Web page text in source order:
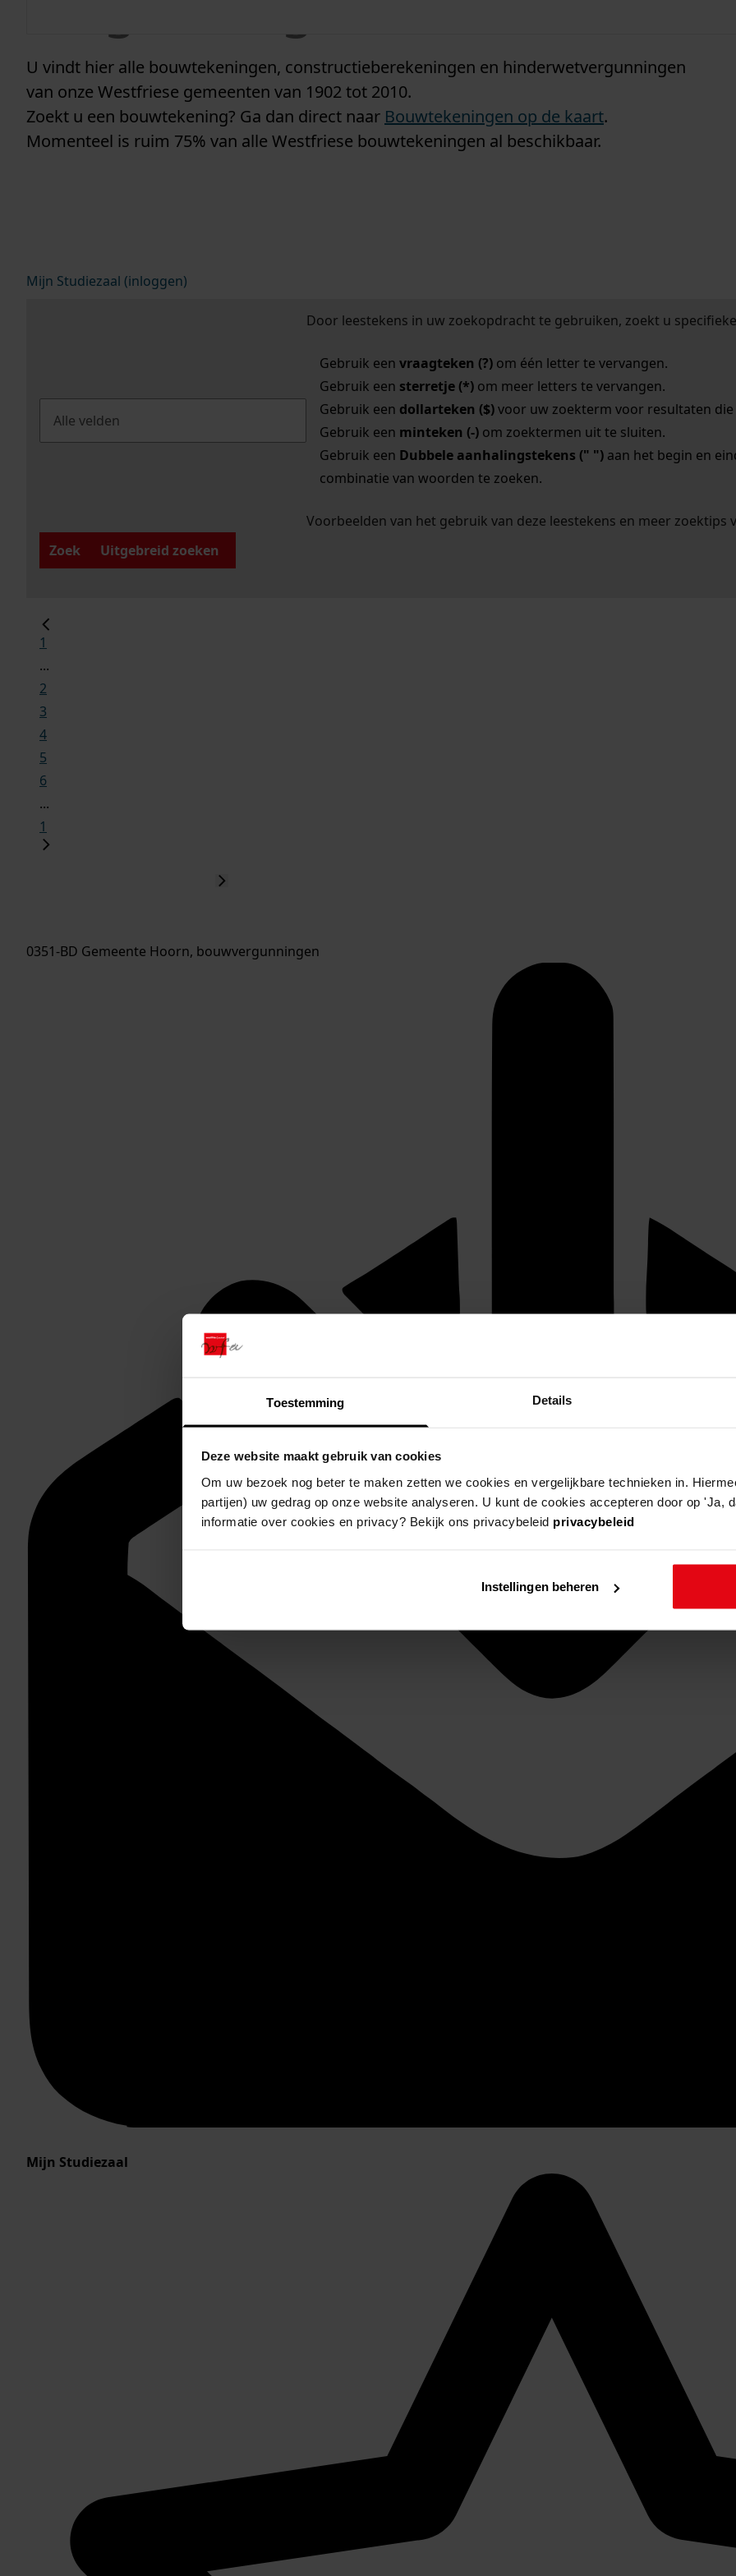
Toestemming Details
Deze website maakt gebruik van cookies
Om uw bezoek nog beter te maken zetten we cookies en vergelijkbare technieken in.
partijen) uw gedrag op onze website analyseren. U kunt de cookies accepteren door op 'Ja,
informatie over cookies en privacy? Bekijk ons privacybeleid privacybeleid
Instellingen beheren
U vindt hier alle bouwtekeningen, constructieberekeningen en hinderwetvergunningen
van onze Westfriese gemeenten van 1902 tot 2010.
Zoekt u een bouwtekening? Ga dan direct naar Bouwtekeningen op de kaart.
Momenteel is ruim 75% van alle Westfriese bouwtekeningen al beschikbaar.
Mijn Studiezaal (inloggen)
Door leestekens in uw zoekopdracht te gebruiken, zoekt u
Gebruik een vraagteken (?)om één letter te vervangen.
Gebruik een sterretje (*)om meer letters te vervangen.
Gebruik een dollarteken ($)voor uw zoekterm voor resultaten die
Gebruik een minteken (-)om zoektermen uit te sluiten.
Gebruik een Dubbele aanhalingstekens (" ")aan het begin en
combinatie van woorden te zoeken.
Voorbeelden van het gebruik van deze leestekens en meer zoektips
Zoek
Uitgebreid zoeken
1
...
2
3
4
5
6
...
1
0351-BD Gemeente Hoorn, bouwvergunningen
Mijn Studiezaal